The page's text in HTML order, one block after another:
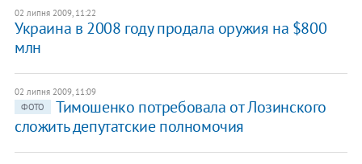
02 липня 2009, 11:22
Украина в 2008 году продала оружия на $800
млн
02 липня 2009, 11:09
ФОТО
Тимошенко потребовала от Лозинского
сложить депутатские полномочия